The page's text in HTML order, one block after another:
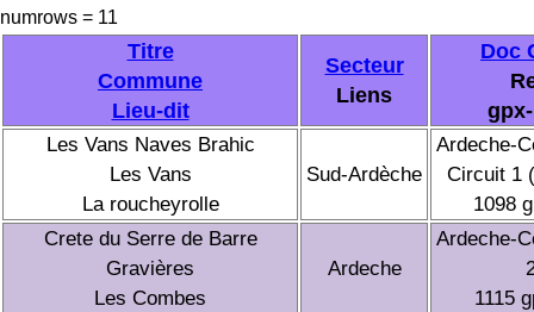
Documents source
numrows = 11
Titre
Commune
Lieu-dit
Secteur
Liens
Doc
Les Vans Naves Brahic
Les Vans
La roucheyrolle
Sud-Ardèche
Ardeche-
Circuit 1
1098
Crete du Serre de Barre
Gravières
Les Combes
Ardeche
Ardeche-
1115